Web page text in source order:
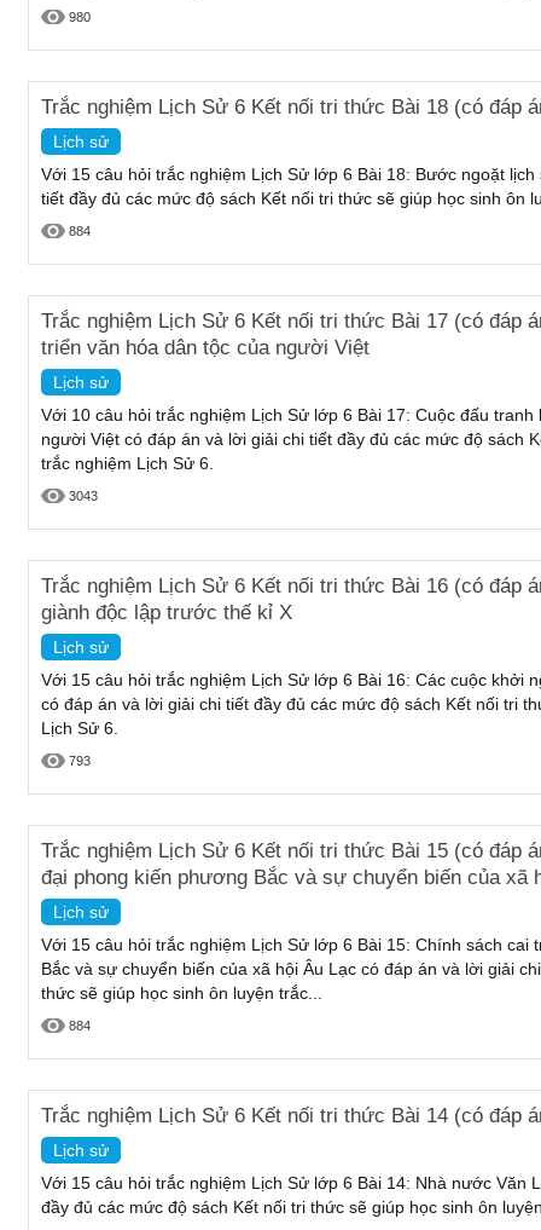
980
Trắc nghiệm Lịch Sử 6 Kết nối tri thức Bài 18 (có đáp
Lịch sử
Với 15 câu hỏi trắc nghiệm Lịch Sử lớp 6 Bài 18: Bước ngoặt
tiết đầy đủ các mức độ sách Kết nối tri thức sẽ giúp học sinh ôn
884
Trắc nghiệm Lịch Sử 6 Kết nối tri thức Bài 17 (có đáp
triển văn hóa dân tộc của người Việt
Lịch sử
Với 10 câu hỏi trắc nghiệm Lịch Sử lớp 6 Bài 17: Cuộc đấu
người Việt có đáp án và lời giải chi tiết đầy đủ các mức độ sách
trắc nghiệm Lịch Sử 6.
3043
Trắc nghiệm Lịch Sử 6 Kết nối tri thức Bài 16 (có đáp
giành độc lập trước thế kỉ X
Lịch sử
Với 15 câu hỏi trắc nghiệm Lịch Sử lớp 6 Bài 16: Các cuộc khởi
có đáp án và lời giải chi tiết đầy đủ các mức độ sách Kết nối tri
Lịch Sử 6.
793
Trắc nghiệm Lịch Sử 6 Kết nối tri thức Bài 15 (có đáp
đại phong kiến phương Bắc và sự chuyển biến của xã
Lịch sử
Với 15 câu hỏi trắc nghiệm Lịch Sử lớp 6 Bài 15: Chính sách cai
Bắc và sự chuyển biến của xã hội Âu Lạc có đáp án và lời giải
thức sẽ giúp học sinh ôn luyện trắc...
884
Trắc nghiệm Lịch Sử 6 Kết nối tri thức Bài 14 (có đáp
Lịch sử
Với 15 câu hỏi trắc nghiệm Lịch Sử lớp 6 Bài 14: Nhà nước Văn
đầy đủ các mức độ sách Kết nối tri thức sẽ giúp học sinh ôn